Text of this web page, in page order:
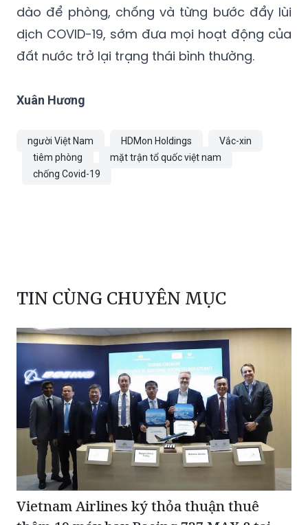
dào để phòng, chống và từng bước đẩy lùi
dịch COVID-19, sớm đưa mọi hoạt động của
đất nước trở lại trạng thái bình thường.
Xuân Hương
người Việt Nam HDMon Holdings
Vắc-xin
tiêm phòng
mặt trận tổ quốc việt nam
chống Covid-19
TIN CÙNG CHUYÊN MỤC
Vietnam Airlines ký thỏa thuận thuê